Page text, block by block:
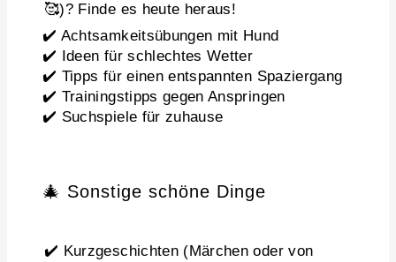
🥰)? Finde es heute heraus!
✔️ Achtsamkeitsübungen mit Hund
✔️ Ideen für schlechtes Wetter
✔️ Tipps für einen entspannten Spaziergang
✔️ Trainingstipps gegen Anspringen
✔️ Suchspiele für zuhause
🎄 Sonstige schöne Dinge
✔️ Kurzgeschichten (Märchen oder von